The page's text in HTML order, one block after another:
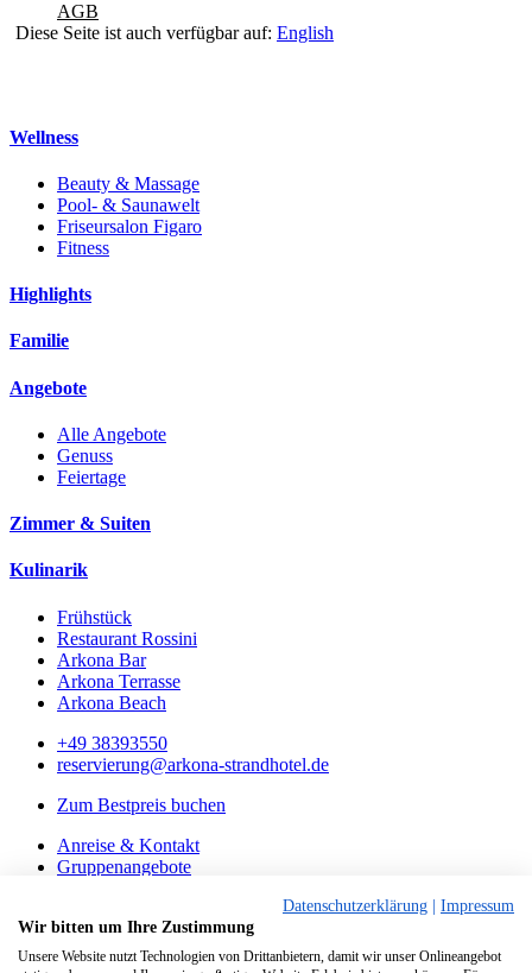
AGB
Diese Seite ist auch verfügbar auf: English
Wellness
Beauty & Massage
Pool- & Saunawelt
Friseursalon Figaro
Fitness
Highlights
Familie
Angebote
Alle Angebote
Genuss
Feiertage
Zimmer & Suiten
Kulinarik
Frühstück
Restaurant Rossini
Arkona Bar
Arkona Terrasse
Arkona Beach
+49 38393550
reservierung@arkona-strandhotel.de
Zum Bestpreis buchen
Anreise & Kontakt
Gruppenangebote
Impressum
Datenschutzerklärung
Impressum
Wir bitten um Ihre Zustimmung
Unsere Website nutzt Technologien von Drittanbietern, damit wir unser Onlineangebot